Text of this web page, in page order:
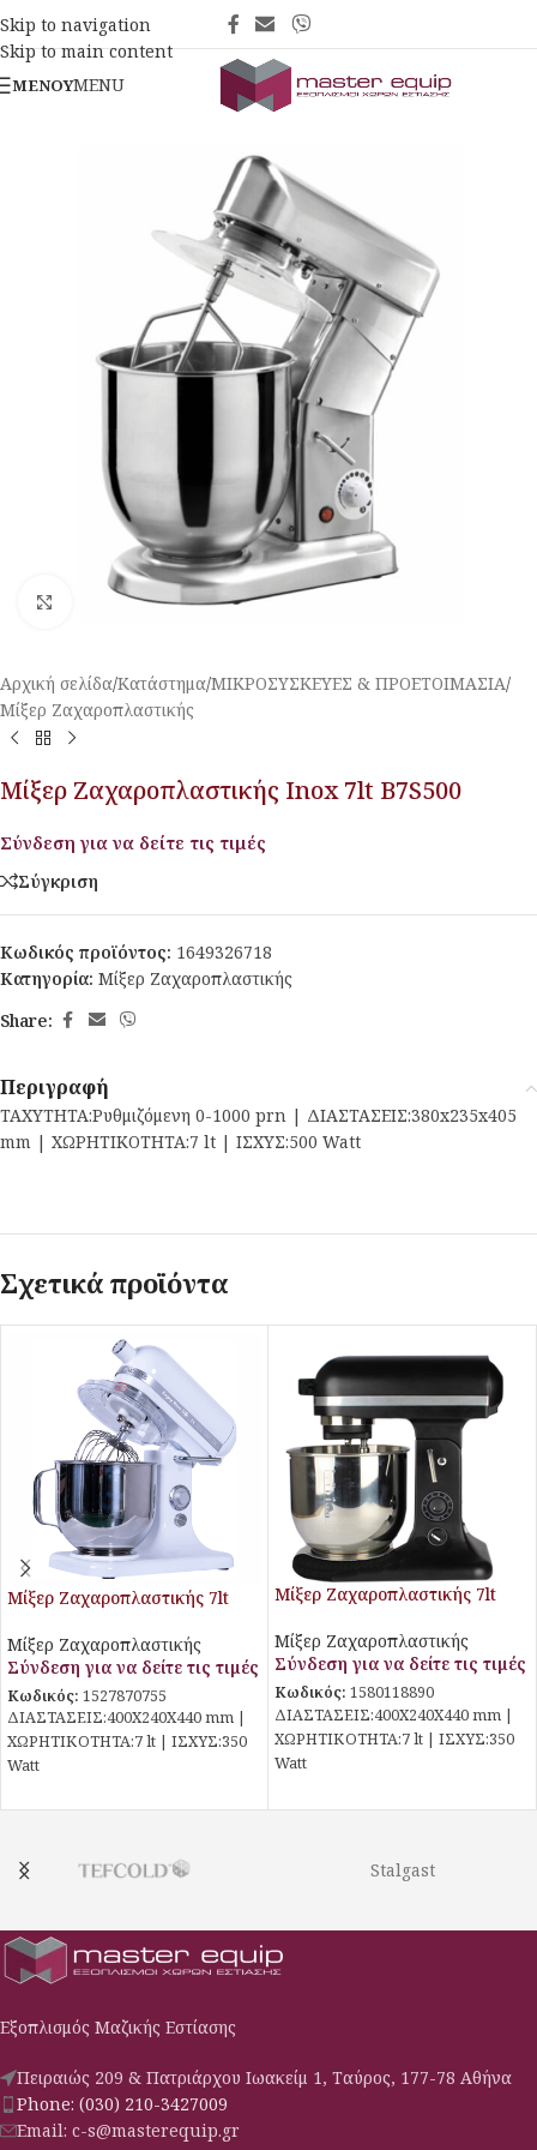
Skip to navigation
Skip to main content
ΜΕΝΟΎMENU
Κλικ για μεγέθυνση
Αρχική σελίδα/Κατάστημα/ΜΙΚΡΟΣΥΣΚΕΥΕΣ & ΠΡΟΕΤΟΙΜΑΣΙΑ/
Μίξερ Ζαχαροπλαστικής
Μίξερ Ζαχαροπλαστικής Inox 7lt B7S500
Σύνδεση για να δείτε τις τιμές
Σύγκριση
Κωδικός προϊόντος: 1649326718
Κατηγορία: Μίξερ Ζαχαροπλαστικής
Share:
Περιγραφή
ΤΑΧΥΤΗΤΑ:Ρυθμιζόμενη 0-1000 prn | ΔΙΑΣΤΑΣΕΙΣ:380x235x405
mm | ΧΩΡΗΤΙΚΟΤΗΤΑ:7 lt | ΙΣΧΥΣ:500 Watt
Σχετικά προϊόντα
Μίξερ Ζαχαροπλαστικής 7lt
Μίξερ Ζαχαροπλαστικής
Σύνδεση για να δείτε τις τιμές
Κωδικός: 1527870755
ΔΙΑΣΤΑΣΕΙΣ:400X240X440 mm |
ΧΩΡΗΤΙΚΟΤΗΤΑ:7 lt | ΙΣΧΥΣ:350
Watt
Μίξερ Ζαχαροπλαστικής 7lt
Μίξερ Ζαχαροπλαστικής
Σύνδεση για να δείτε τις τιμές
Κωδικός: 1580118890
ΔΙΑΣΤΑΣΕΙΣ:400X240X440 mm |
ΧΩΡΗΤΙΚΟΤΗΤΑ:7 lt | ΙΣΧΥΣ:350
Watt
Stalgast
Εξοπλισμός Μαζικής Εστίασης
Πειραιώς 209 & Πατριάρχου Ιωακείμ 1, Ταύρος, 177-78 Αθήνα
Phone: (030) 210-3427009
Email: c-s@masterequip.gr